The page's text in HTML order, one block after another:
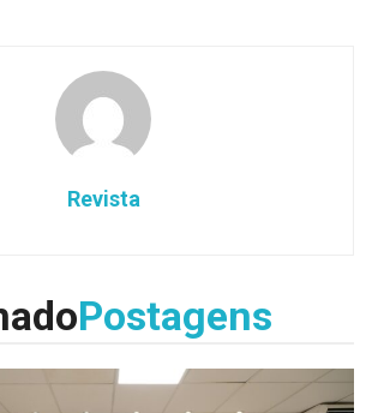
Revista
Postagens